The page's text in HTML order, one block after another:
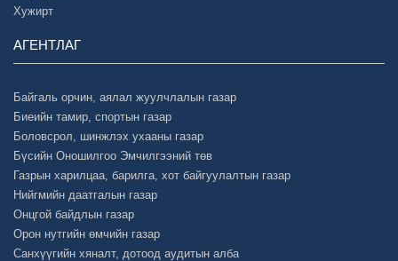
Хужирт
АГЕНТЛАГ
Байгаль орчин, аялал жуулчлалын газар
Биеийн тамир, спортын газар
Боловсрол, шинжлэх ухааны газар
Бүсийн Оношилгоо Эмчилгээний төв
Газрын харилцаа, барилга, хот байгуулалтын газар
Нийгмийн даатгалын газар
Онцгой байдлын газар
Орон нутгийн өмчийн газар
Санхүүгийн хяналт, дотоод аудитын алба